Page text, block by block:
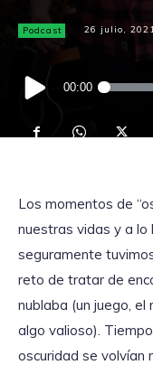
Podcast 26 julio,
Reproductor
de
00:00
Los momentos de
nuestras vidas y a lo
seguramente
reto de tratar de
nublaba (un juego,
algo valioso).
oscuridad se volvían